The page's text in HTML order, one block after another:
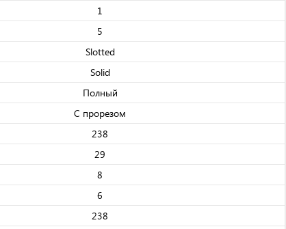
1
5
Slotted
Solid
Полный
С прорезом
238
29
8
6
238